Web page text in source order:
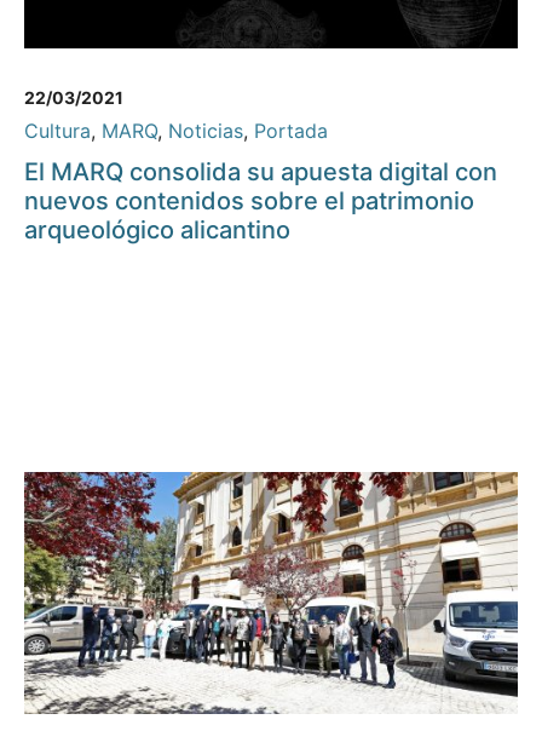
22/03/2021
Cultura, MARQ, Noticias, Portada
El MARQ consolida su apuesta digital con
nuevos contenidos sobre el patrimonio
arqueológico alicantino